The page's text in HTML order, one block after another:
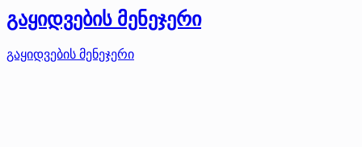
გაყიდვების მენეჯერი
გაყიდვების მენეჯერი